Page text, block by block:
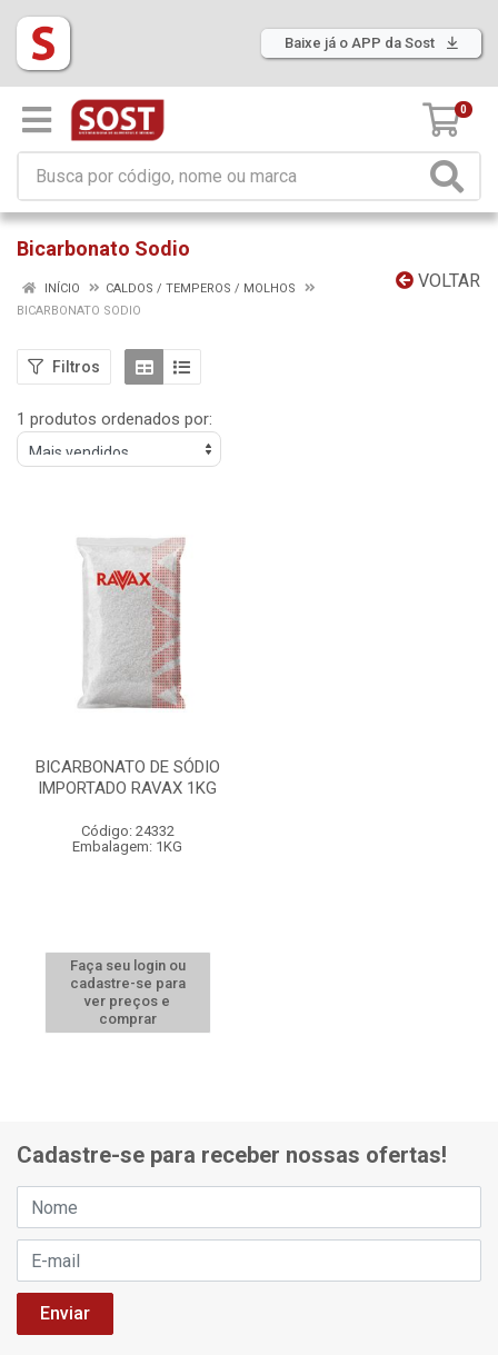
Baixe já o APP da Sost
0
Bicarbonato Sodio
VOLTAR
INÍCIO
CALDOS / TEMPEROS / MOLHOS
BICARBONATO SODIO
Filtros
1 produtos ordenados por:
BICARBONATO DE SÓDIO
IMPORTADO RAVAX 1KG
Código: 24332
Embalagem: 1KG
Faça seu login ou
cadastre-se para
ver preços e
comprar
Cadastre-se para receber nossas ofertas!